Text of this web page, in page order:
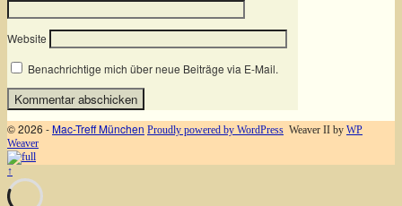
Website
Benachrichtige mich über neue Beiträge via E-Mail.
© 2026 -Mac-Treff München Proudly powered by WordPress Weaver II by WP
Weaver
↑